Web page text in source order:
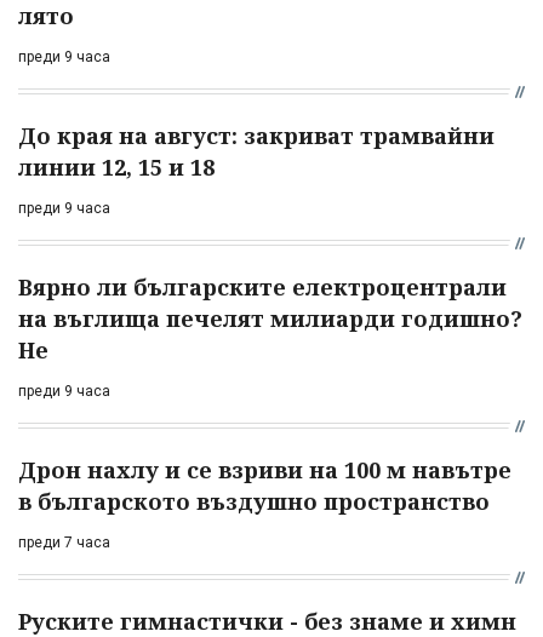
лято
преди 9 часа
До края на август: закриват трамвайни
линии 12, 15 и 18
преди 9 часа
Вярно ли българските електроцентрали
на въглища печелят милиарди годишно?
Не
преди 9 часа
Дрон нахлу и се взриви на 100 м навътре
в българското въздушно пространство
преди 7 часа
Руските гимнастички - без знаме и химн